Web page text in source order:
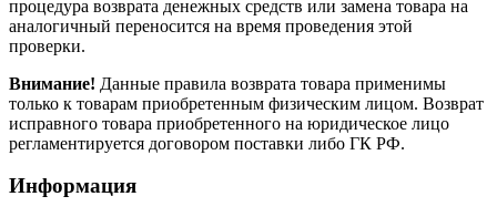
процедура возврата денежных средств или замена товара на
аналогичный переносится на время проведения этой
проверки.
Внимание! Данные правила возврата товара применимы
только к товарам приобретенным физическим лицом. Возврат
исправного товара приобретенного на юридическое лицо
регламентируется договором поставки либо ГК РФ.
Информация